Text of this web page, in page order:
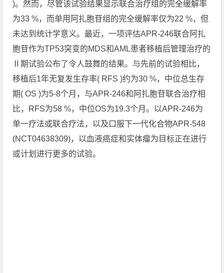
)。然而，尽管该试验结果显示联合治疗组的完全缓解率
为33 %，而单用阿扎胞苷组的完全缓解率仅为22 %，但
未达到统计学意义。最近，一项评估APR-246联合阿扎
胞苷作为TP53突变的MDS和AML患者移植后管理治疗的
Ⅱ期试验公布了令人鼓舞的结果。与先前的试验相比，
移植后1年无复发生存率( RFS )约为30 %，中位总生存
期( OS )为5-8个月，与APR-246和阿扎胞苷联合治疗相
比，RFS为58 %，中位OS为19.3个月。以APR-246为
单一疗法或联合疗法，以及口服下一代化合物APR-548
(NCT04638309)，以血液癌症和实体瘤为目标正在进行
或计划进行更多的试验。